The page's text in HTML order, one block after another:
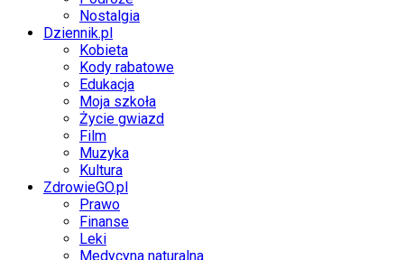
Nostalgia
Dziennik.pl
Kobieta
Kody rabatowe
Edukacja
Moja szkoła
Życie gwiazd
Film
Muzyka
Kultura
ZdrowieGO.pl
Prawo
Finanse
Leki
Medycyna naturalna